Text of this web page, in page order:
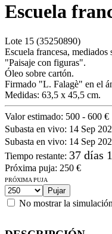
Escuela
Lote 15 (35250890)
Escuela francesa,
"Paisaje con figuras".
Óleo sobre cartón.
Firmado "L. Falagè" en el
Medidas: 63,5 x 45,5 cm.
Valor estimado: 500 - 600 €
Subasta en vivo: 14 Sep
Subasta en vivo: 14 Sep
Tiempo restante: 37 días
Próxima puja: 250 €
PRÓXIMA PUJA
No mostrar la